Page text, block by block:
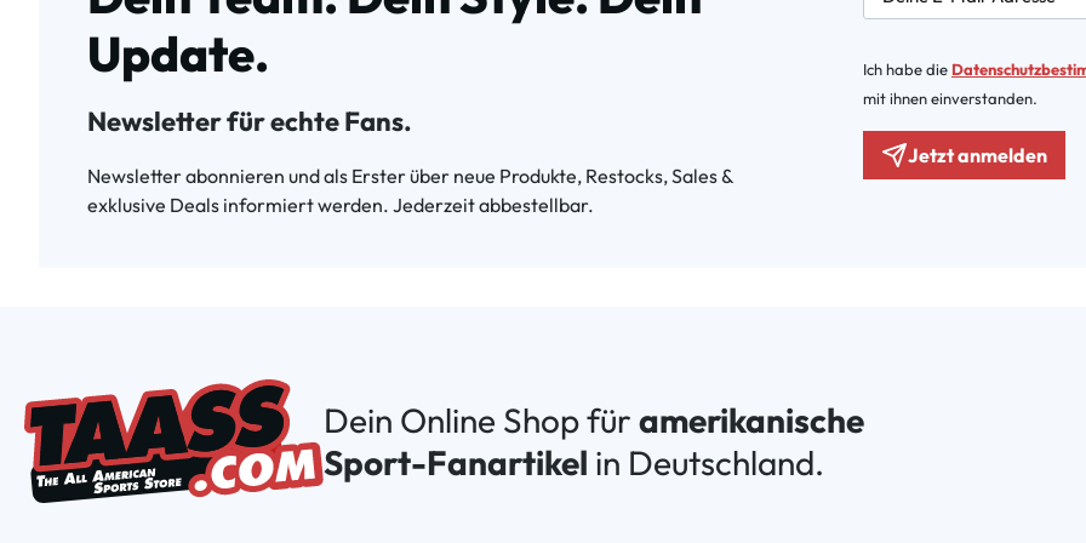
Update.
Newsletter für echte Fans.
Newsletter abonnieren und als Erster über neue Produkte, Restocks, Sales &
exklusive Deals informiert werden. Jederzeit abbestellbar.
Ich habe die
mit ihnen einverstanden.
Jetzt anmelden
Dein Online Shop für amerikanische
Sport-Fanartikel in Deutschland.